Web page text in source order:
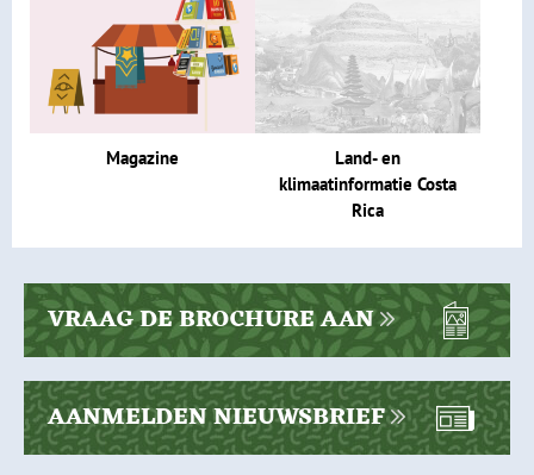
Magazine
Land- en
klimaatinformatie Costa
Rica
VRAAG DE BROCHURE AAN
AANMELDEN NIEUWSBRIEF